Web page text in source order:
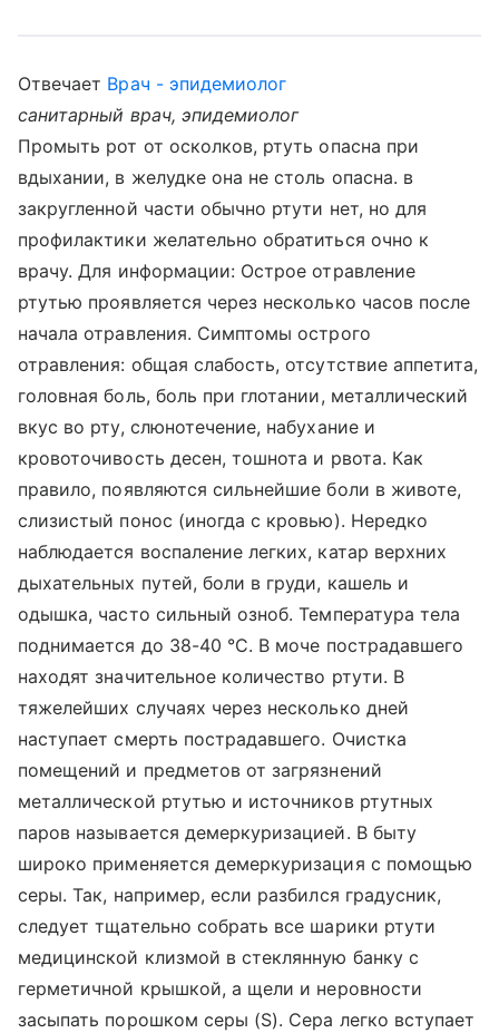
Отвечает Врач - эпидемиолог
санитарный врач, эпидемиолог
Промыть рот от осколков, ртуть опасна при
вдыхании, в желудке она не столь опасна. в
закругленной части обычно ртути нет, но для
профилактики желательно обратиться очно к
врачу. Для информации: Острое отравление
ртутью проявляется через несколько часов после
начала отравления. Симптомы острого
отравления: общая слабость, отсутствие аппетита,
головная боль, боль при глотании, металлический
вкус во рту, слюнотечение, набухание и
кровоточивость десен, тошнота и рвота. Как
правило, появляются сильнейшие боли в животе,
слизистый понос (иногда с кровью). Нередко
наблюдается воспаление легких, катар верхних
дыхательных путей, боли в груди, кашель и
одышка, часто сильный озноб. Температура тела
поднимается до 38-40 °C. В моче пострадавшего
находят значительное количество ртути. В
тяжелейших случаях через несколько дней
наступает смерть пострадавшего. Очистка
помещений и предметов от загрязнений
металлической ртутью и источников ртутных
паров называется демеркуризацией. В быту
широко применяется демеркуризация с помощью
серы. Так, например, если разбился градусник,
следует тщательно собрать все шарики ртути
медицинской клизмой в стеклянную банку с
герметичной крышкой, а щели и неровности
засыпать порошком серы (S). Сера легко вступает